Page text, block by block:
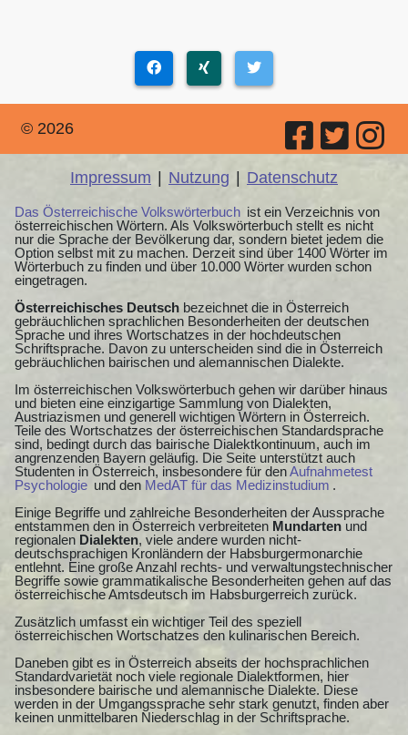
© 2026
Impressum | Nutzung | Datenschutz
Das Österreichische Volkswörterbuch ist ein Verzeichnis von
österreichischen Wörtern. Als Volkswörterbuch stellt es nicht
nur die Sprache der Bevölkerung dar, sondern bietet jedem die
Option selbst mit zu machen. Derzeit sind über 1400 Wörter im
Wörterbuch zu finden und über 10.000 Wörter wurden schon
eingetragen.
Österreichisches Deutsch bezeichnet die in Österreich
gebräuchlichen sprachlichen Besonderheiten der deutschen
Sprache und ihres Wortschatzes in der hochdeutschen
Schriftsprache. Davon zu unterscheiden sind die in Österreich
gebräuchlichen bairischen und alemannischen Dialekte.
Im österreichischen Volkswörterbuch gehen wir darüber hinaus
und bieten eine einzigartige Sammlung von Dialekten,
Austriazismen und generell wichtigen Wörtern in Österreich.
Teile des Wortschatzes der österreichischen Standardsprache
sind, bedingt durch das bairische Dialektkontinuum, auch im
angrenzenden Bayern geläufig. Die Seite unterstützt auch
Studenten in Österreich, insbesondere für denAufnahmetest
Psychologie und den MedAT für das Medizinstudium .
Einige Begriffe und zahlreiche Besonderheiten der Aussprache
entstammen den in Österreich verbreiteten Mundarten und
regionalen Dialekten, viele andere wurden nicht-
deutschsprachigen Kronländern der Habsburgermonarchie
entlehnt. Eine große Anzahl rechts- und verwaltungstechnischer
Begriffe sowie grammatikalische Besonderheiten gehen auf das
österreichische Amtsdeutsch im Habsburgerreich zurück.
Zusätzlich umfasst ein wichtiger Teil des speziell
österreichischen Wortschatzes den kulinarischen Bereich.
Daneben gibt es in Österreich abseits der hochsprachlichen
Standardvarietät noch viele regionale Dialektformen, hier
insbesondere bairische und alemannische Dialekte. Diese
werden in der Umgangssprache sehr stark genutzt, finden aber
keinen unmittelbaren Niederschlag in der Schriftsprache.